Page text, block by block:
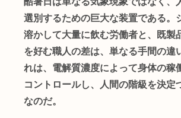
選別するための巨大な装置である。
溶かして大量に飲む労働者と、既製
を好む職人の差は、単なる手間の違
れは、電解質濃度によって身体の稼
コントロールし、人間の階級を決定
なのだ。